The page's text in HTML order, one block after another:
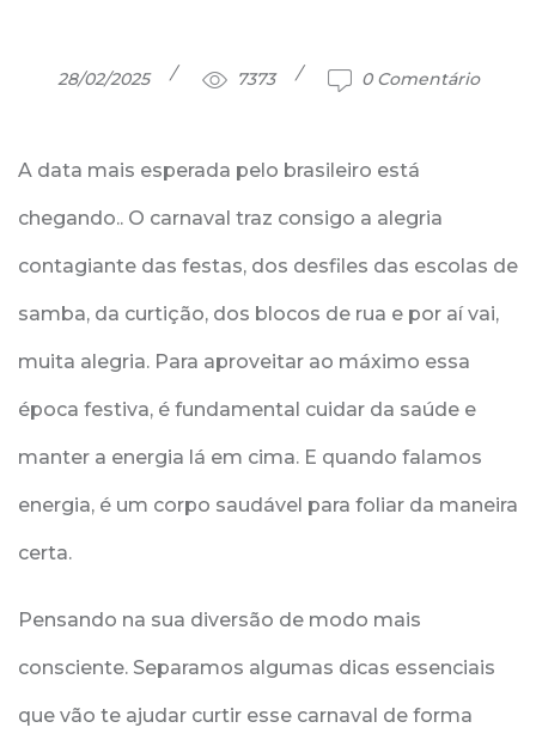
28/02/2025 7373 0 Comentário
A data mais esperada pelo brasileiro está
chegando.. O carnaval traz consigo a alegria
contagiante das festas, dos desfiles das escolas de
samba, da curtição, dos blocos de rua e por aí vai,
muita alegria. Para aproveitar ao máximo essa
época festiva, é fundamental cuidar da saúde e
manter a energia lá em cima. E quando falamos
energia, é um corpo saudável para foliar da maneira
certa.
Pensando na sua diversão de modo mais
consciente. Separamos algumas dicas essenciais
que vão te ajudar curtir esse carnaval de forma